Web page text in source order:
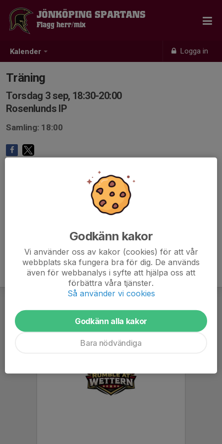
Kalender Logga in
JÖNKÖPING SPARTANS
Flagg herr/mix
Träning
Torsdag 3 sep, 18:30-20:00
Rosenlunds IP
Samling: 18:00
Anmälan är öppen för lagets medlemmar.
Godkänn kakor
Vi använder oss av kakor (cookies) för att vår
webbplats ska fungera bra för dig. De används
även för webbanalys i syfte att hjälpa oss att
förbättra våra tjänster.
Så använder vi cookies
Godkänn alla kakor
Bara nödvändiga